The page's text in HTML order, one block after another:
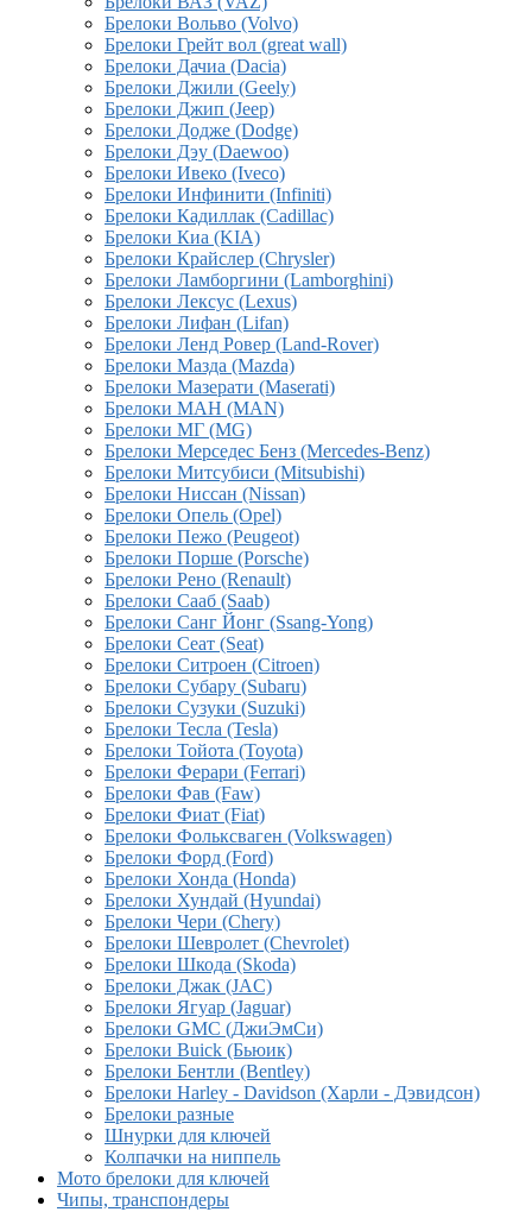
Брелоки Вольво (Volvo)
Брелоки Грейт вол (great wall)
Брелоки Дачиа (Dacia)
Брелоки Джили (Geely)
Брелоки Джип (Jeep)
Брелоки Додже (Dodge)
Брелоки Дэу (Daewoo)
Брелоки Ивеко (Iveco)
Брелоки Инфинити (Infiniti)
Брелоки Кадиллак (Cadillac)
Брелоки Киа (KIA)
Брелоки Крайслер (Chrysler)
Брелоки Ламборгини (Lamborghini)
Брелоки Лексус (Lexus)
Брелоки Лифан (Lifan)
Брелоки Ленд Ровер (Land-Rover)
Брелоки Мазда (Mazda)
Брелоки Мазерати (Maserati)
Брелоки МАН (MAN)
Брелоки МГ (MG)
Брелоки Мерседес Бенз (Mercedes-Benz)
Брелоки Митсубиси (Mitsubishi)
Брелоки Ниссан (Nissan)
Брелоки Опель (Opel)
Брелоки Пежо (Peugeot)
Брелоки Порше (Porsche)
Брелоки Рено (Renault)
Брелоки Сааб (Saab)
Брелоки Санг Йонг (Ssang-Yong)
Брелоки Сеат (Seat)
Брелоки Ситроен (Citroen)
Брелоки Субару (Subaru)
Брелоки Сузуки (Suzuki)
Брелоки Тесла (Tesla)
Брелоки Тойота (Toyota)
Брелоки Ферари (Ferrari)
Брелоки Фав (Faw)
Брелоки Фиат (Fiat)
Брелоки Фольксваген (Volkswagen)
Брелоки Форд (Ford)
Брелоки Хонда (Honda)
Брелоки Хундай (Hyundai)
Брелоки Чери (Chery)
Брелоки Шевролет (Chevrolet)
Брелоки Шкода (Skoda)
Брелоки Джак (JAC)
Брелоки Ягуар (Jaguar)
Брелоки GMC (ДжиЭмСи)
Брелоки Buick (Бьюик)
Брелоки Бентли (Bentley)
Брелоки Harley - Davidson (Харли - Дэвидсон)
Брелоки разные
Шнурки для ключей
Колпачки на ниппель
Мото брелоки для ключей
Чипы, транспондеры